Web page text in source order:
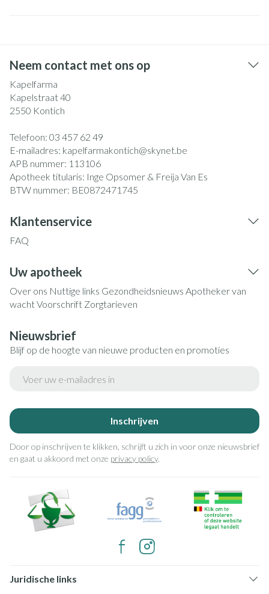
Neem contact met ons op
Kapelfarma
Kapelstraat 40
2550 Kontich
Telefoon: 03 457 62 49
E-mailadres: kapelfarmakontich@skynet.be
APB nummer: 113106
Apotheek titularis: Inge Opsomer & Freija Van Es
BTW nummer: BE0872471745
Klantenservice
FAQ
Uw apotheek
Over ons Nuttige links Gezondheidsnieuws Apotheker van
wachtVoorschrift Zorgtarieven
Nieuwsbrief
Blijf op de hoogte van nieuwe producten en promoties
Inschrijven
Door op inschrijven te klikken, schrijft u zich in voor onze nieuwsbrief
en gaat u akkoord met onze privacy policy.
Juridische links